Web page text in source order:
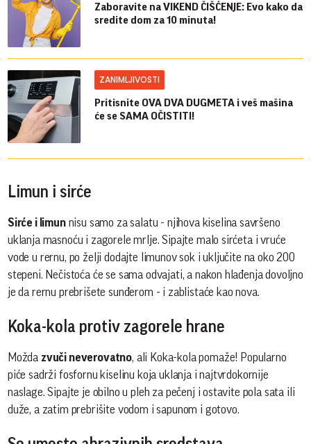
Zaboravite na VIKEND ČIŠĆENJE: Evo kako da
sredite dom za 10 minuta!
ZANIMLJIVOSTI
Pritisnite OVA DVA DUGMETA i veš mašina
će se SAMA OČISTITI!
Limun i sirće
Sirće i limunnisu samo za salatu - njihova kiselina savršeno
uklanja masnoću i zagorele mrlje. Sipajte malo sirćeta i vruće
vode u rernu, po želji dodajte limunov sok i uključite na oko 200
stepeni. Nečistoća će se sama odvajati, a nakon hlađenja dovoljno
je da rernu prebrišete sunđerom - i zablistaće kao nova.
Koka-kola protiv zagorele hrane
Možda zvuči neverovatno, ali Koka-kola pomaže! Popularno
piće sadrži fosfornu kiselinu koja uklanja i najtvrdokornije
naslage. Sipajte je obilno u pleh za pečenj i ostavite pola sata ili
duže, a zatim prebrišite vodom i sapunom i gotovo.